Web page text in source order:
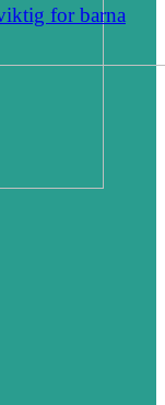
for barna